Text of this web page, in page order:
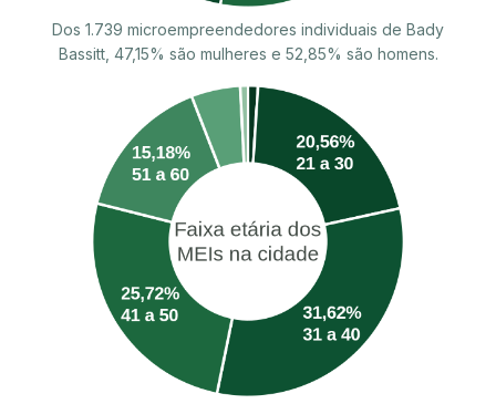
Dos 1.739 microempreendedores individuais de Bady
Bassitt, 47,15% são mulheres e 52,85% são homens.